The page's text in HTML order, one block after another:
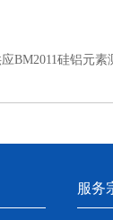
BM2011硅铝元素
服务